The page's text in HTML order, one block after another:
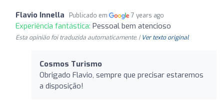
Flavio Innella Publicado em 7 years ago
Experiência fantástica: Pessoal bem atencioso
Esta opinião foi traduzida automaticamente. | Ver texto original
Cosmos Turismo
Obrigado Flavio, sempre que precisar estaremos
a disposição!